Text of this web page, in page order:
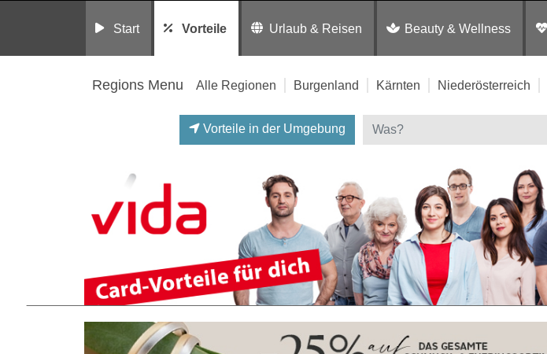
Start Vorteile Urlaub & Reisen Beauty & Wellness
Regions Menu Alle Regionen Burgenland Kärnten Niederösterreich
Vorteile in der Umgebung